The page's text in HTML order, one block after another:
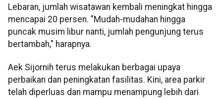
Lebaran, jumlah wisatawan kembali meningkat hingga
mencapai 20 persen. "Mudah-mudahan hingga
puncak musim libur nanti, jumlah pengunjung terus
bertambah," harapnya.
Aek Sijornih terus melakukan berbagai upaya
perbaikan dan peningkatan fasilitas. Kini, area parkir
telah diperluas dan mampu menampung lebih dari